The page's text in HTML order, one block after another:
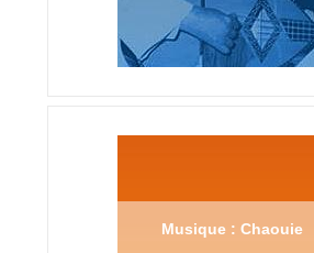
Musique : Chaouie